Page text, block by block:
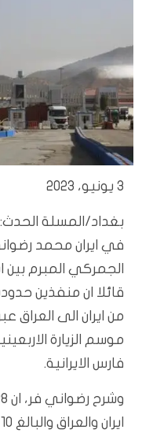
3 يونيو، 2023
بغداد/المسلة
في ايران محمد
الجمركي المبرم بين
قائلا ان منفذين
من ايران الى العراق
موسم الزيارة
فارس الايرانية.